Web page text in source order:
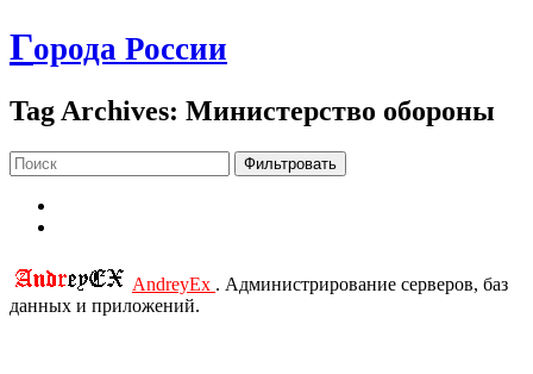
Города России
Tag Archives: Министерство обороны
Фильтровать
AndreyEx . Администрирование серверов, баз
данных и приложений.